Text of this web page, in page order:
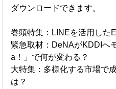
ダウンロードできます。
巻頭特集：LINEを活用した
緊急取材：DeNAがKDDIへ
a！」で何が変わる？
大特集：多様化する市場で
は？